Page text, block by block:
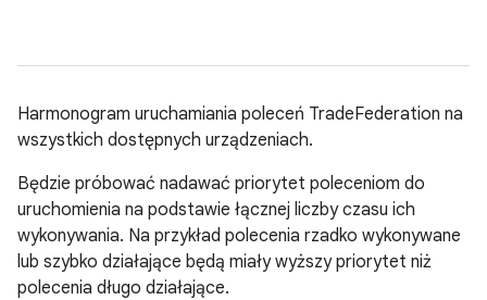
Harmonogram uruchamiania poleceń TradeFederation na
wszystkich dostępnych urządzeniach.
Będzie próbować nadawać priorytet poleceniom do
uruchomienia na podstawie łącznej liczby czasu ich
wykonywania. Na przykład polecenia rzadko wykonywane
lub szybko działające będą miały wyższy priorytet niż
polecenia długo działające.